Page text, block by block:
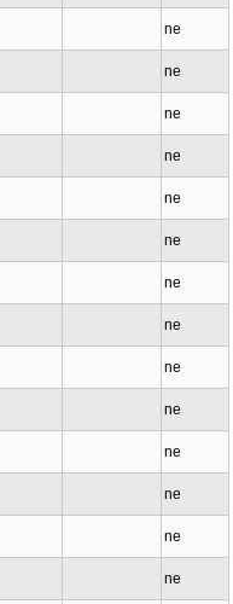
ne
ne
ne
ne
ne
ne
ne
ne
ne
ne
ne
ne
ne
ne